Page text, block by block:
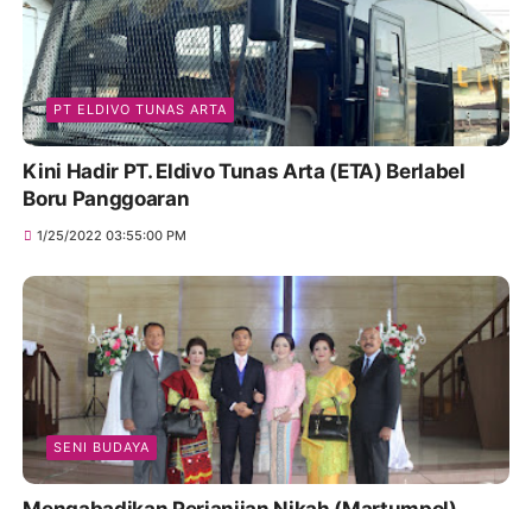
PT ELDIVO TUNAS ARTA
Kini Hadir PT. Eldivo Tunas Arta (ETA) Berlabel
Boru Panggoaran
1/25/2022 03:55:00 PM
SENI BUDAYA